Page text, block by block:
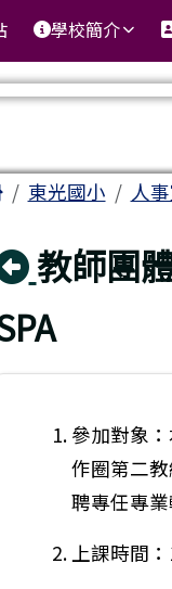
小學
學校簡介
內容區域
Home東光國小 人
回上頁
教師團
參加對象
作圈第二
聘專任專
上課時間